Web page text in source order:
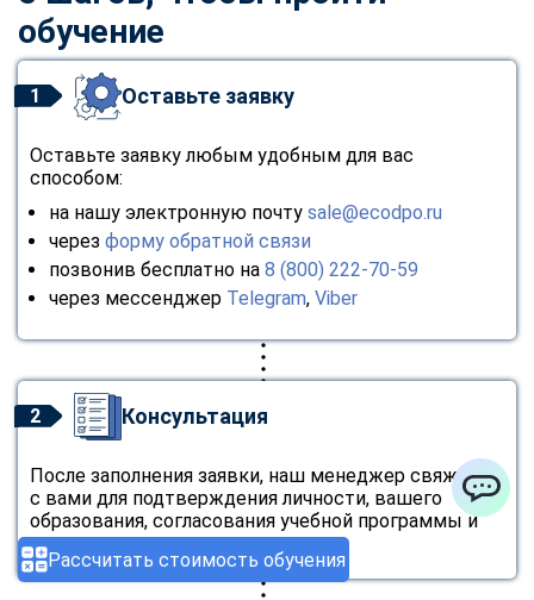
Рассчитать стоимость обучения
обучение
1 Оставьте заявку
Оставьте заявку любым удобным для вас
способом:
на нашу электронную почту sale@ecodpo.ru
через форму обратной связи
позвонив бесплатно на 8 (800) 222-70-59
через мессенджер Telegram, Viber
2 Консультация
После заполнения заявки, наш менеджер свяжется
с вами для подтверждения личности, вашего
образования, согласования учебной программы и
стоимости.
ChatApp